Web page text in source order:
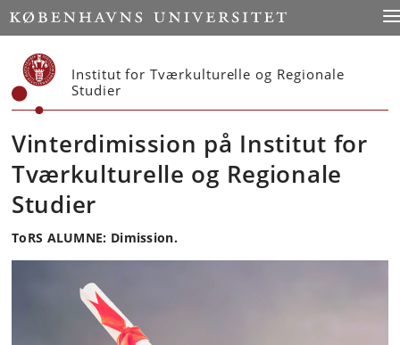
Start
Institut for Tværkulturelle og Regionale
Studier
Vinterdimission på Institut for
Tværkulturelle og Regionale
Studier
ToRS ALUMNE: Dimission.